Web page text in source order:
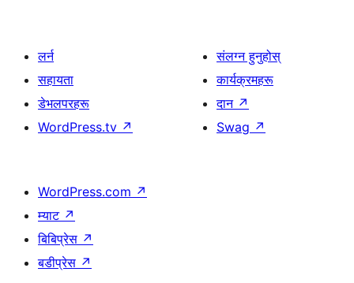
लर्न
सहायता
डेभलपरहरू
WordPress.tv ↗
संलग्न हुनुहोस्
कार्यक्रमहरू
दान ↗
Swag ↗
WordPress.com ↗
म्याट ↗
बिबिप्रेस ↗
बडीप्रेस ↗